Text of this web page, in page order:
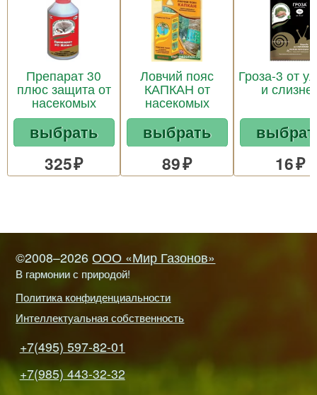
Препарат 30
плюс защита от
насекомых
выбрать
325
Ловчий пояс
КАПКАН от
насекомых
выбрать
89
Гроза-3 от
и
16
©2008–2026 ООО «Мир Газонов»
В гармонии с природой!
Политика конфиденциальности
Интеллектуальная собственность
+7(495) 597-82-01
+7(985) 443-32-32